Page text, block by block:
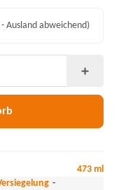
- Ausland abweichend)
473 ml